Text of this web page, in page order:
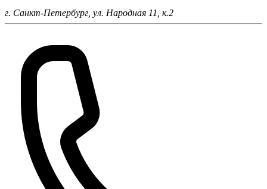
г. Санкт-Петербург, ул. Народная 11, к.2